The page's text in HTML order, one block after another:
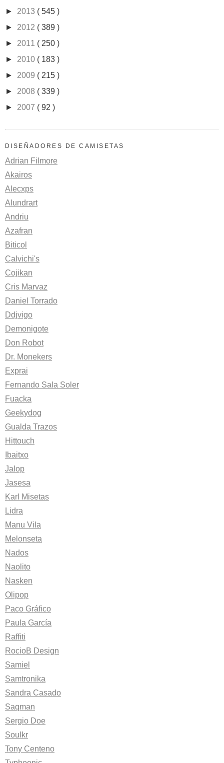
► 2013 ( 545 )
► 2012 ( 389 )
► 2011 ( 250 )
► 2010 ( 183 )
► 2009 ( 215 )
► 2008 ( 339 )
► 2007 ( 92 )
DISEÑADORES DE CAMISETAS
Adrian Filmore
Akairos
Alecxps
Alundrart
Andriu
Azafran
Biticol
Calvichi's
Cojikan
Cris Marvaz
Daniel Torrado
Ddjvigo
Demonigote
Don Robot
Dr. Monekers
Exprai
Fernando Sala Soler
Fuacka
Geekydog
Gualda Trazos
Hittouch
Ibaitxo
Jalop
Jasesa
Karl Misetas
Lidra
Manu Vila
Melonseta
Nados
Naolito
Nasken
Olipop
Paco Gráfico
Paula García
Raffiti
RocioB Design
Samiel
Samtronika
Sandra Casado
Saqman
Sergio Doe
Soulkr
Tony Centeno